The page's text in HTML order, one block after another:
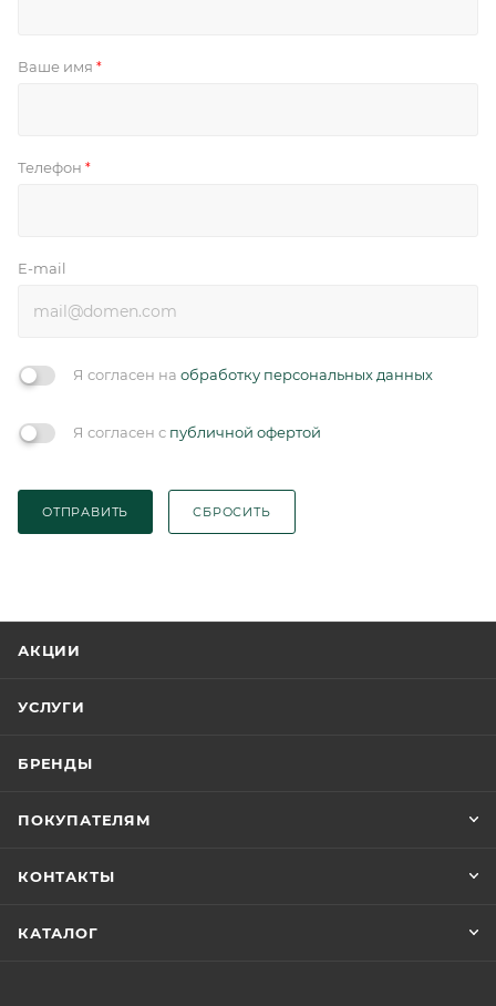
Ваше имя *
Телефон *
E-mail
Я согласен на обработку персональных данных
Я согласен с публичной офертой
ОТПРАВИТЬ СБРОСИТЬ
АКЦИИ
УСЛУГИ
БРЕНДЫ
ПОКУПАТЕЛЯМ
КОНТАКТЫ
КАТАЛОГ